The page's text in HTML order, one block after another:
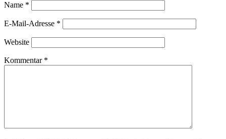
Name *
E-Mail-Adresse *
Website
Kommentar *